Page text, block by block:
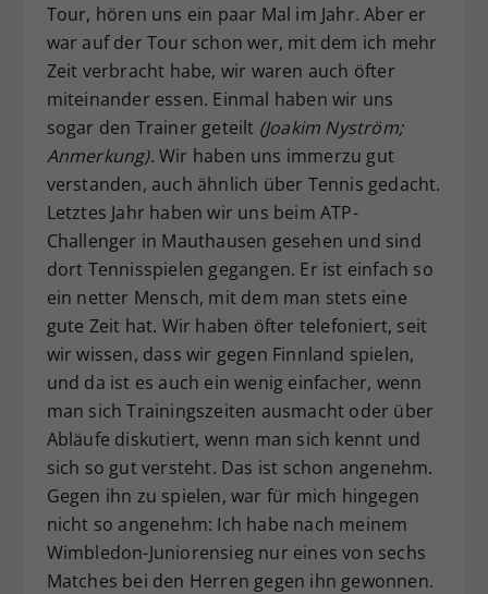
Tour, hören uns ein paar Mal im Jahr. Aber er
war auf der Tour schon wer, mit dem ich mehr
Zeit verbracht habe, wir waren auch öfter
miteinander essen. Einmal haben wir uns
sogar den Trainer geteilt (Joakim Nyström;
Anmerkung). Wir haben uns immerzu gut
verstanden, auch ähnlich über Tennis gedacht.
Letztes Jahr haben wir uns beim ATP-
Challenger in Mauthausen gesehen und sind
dort Tennisspielen gegangen. Er ist einfach so
ein netter Mensch, mit dem man stets eine
gute Zeit hat. Wir haben öfter telefoniert, seit
wir wissen, dass wir gegen Finnland spielen,
und da ist es auch ein wenig einfacher, wenn
man sich Trainingszeiten ausmacht oder über
Abläufe diskutiert, wenn man sich kennt und
sich so gut versteht. Das ist schon angenehm.
Gegen ihn zu spielen, war für mich hingegen
nicht so angenehm: Ich habe nach meinem
Wimbledon-Juniorensieg nur eines von sechs
Matches bei den Herren gegen ihn gewonnen.